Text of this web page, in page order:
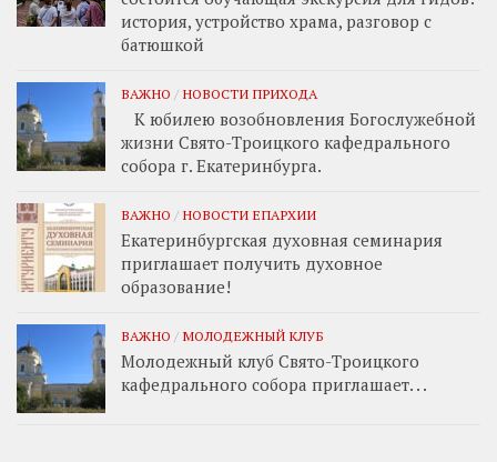
история, устройство храма, разговор с
батюшкой
ВАЖНО / НОВОСТИ ПРИХОДА
К юбилею возобновления Богослужебной
жизни Свято-Троицкого кафедрального
собора г. Екатеринбурга.
ВАЖНО / НОВОСТИ ЕПАРХИИ
Екатеринбургская духовная семинария
приглашает получить духовное
образование!
ВАЖНО / МОЛОДЕЖНЫЙ КЛУБ
Молодежный клуб Свято-Троицкого
кафедрального собора приглашает. . .